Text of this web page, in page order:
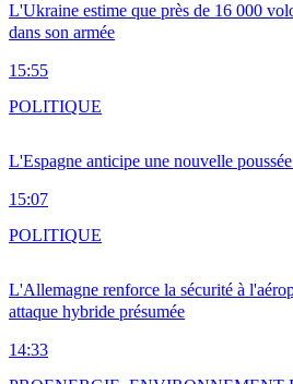
L'Ukraine estime que près de 16 000
dans son armée
15:55
L'Espagne anticipe une nouvelle
15:07
POLITIQUE
L'Allemagne renforce la sécurité à
attaque hybride présumée
14:33
POLITIQUE